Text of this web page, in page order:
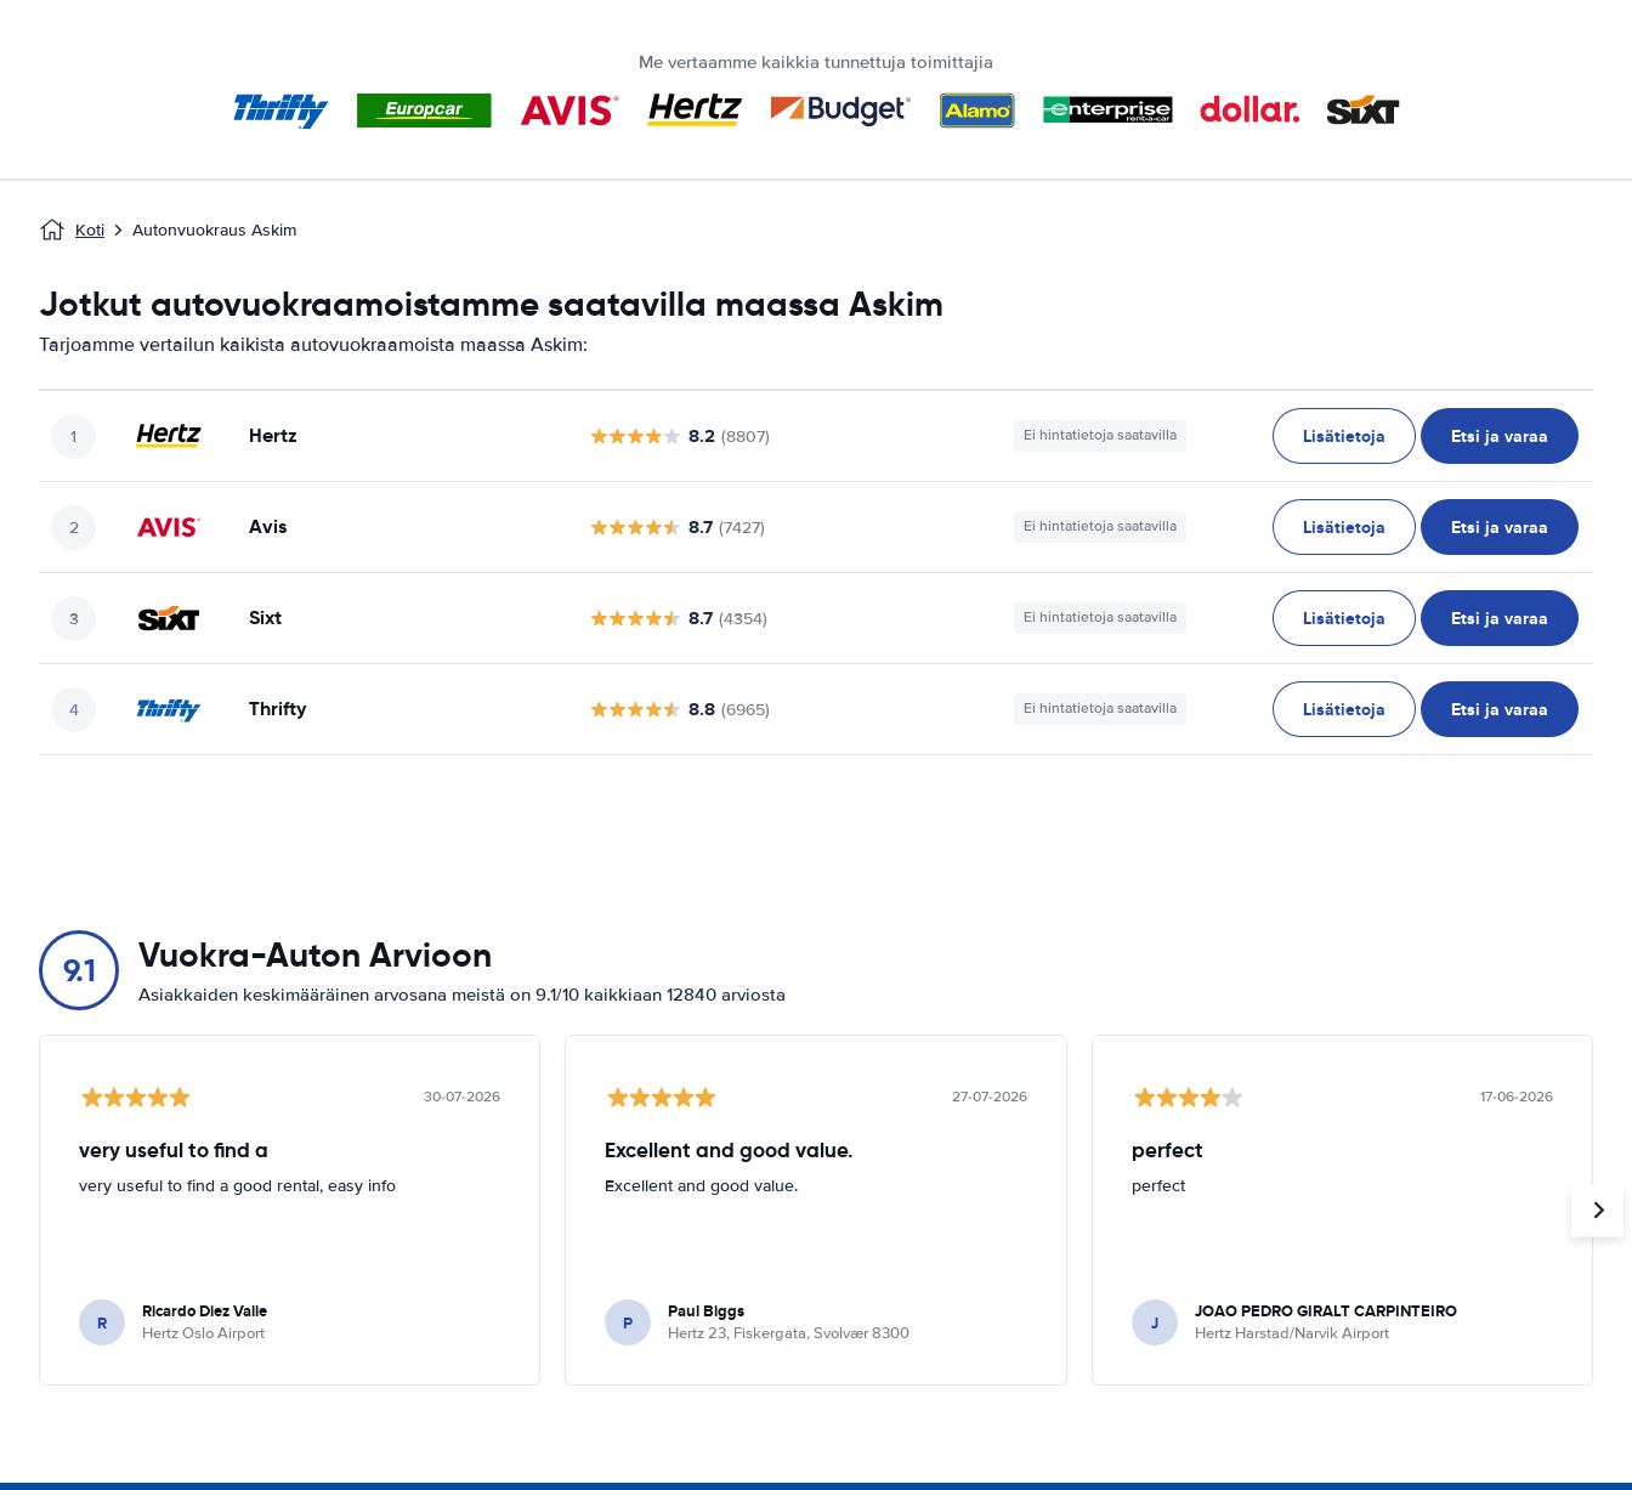
Me vertaamme kaikkia tunnettuja toimittajia
Koti Autonvuokraus Askim
Jotkut autovuokraamoistamme saatavilla maassa Askim
Tarjoamme vertailun kaikista autovuokraamoista maassa Askim:
Hertz 8.2 (8807) Ei hintatietoja saatavilla Lisätietoja Etsi ja varaa
Avis 8.7 (7427) Ei hintatietoja saatavilla Lisätietoja Etsi ja varaa
Sixt 8.7 (4354) Ei hintatietoja saatavilla Lisätietoja Etsi ja varaa
Thrifty 8.8 (6965) Ei hintatietoja saatavilla Lisätietoja Etsi ja varaa
9.1 Vuokra-Auton Arvioon
Asiakkaiden keskimääräinen arvosana meistä on 9.1/10 kaikkiaan 12840 arviosta
30-07-2026
very useful to find a
very useful to find a good rental, easy info
R Ricardo Diez Valle
Hertz Oslo Airport
27-07-2026
Excellent and good value.
Excellent and good value.
P Paul Biggs
Hertz 23, Fiskergata, Svolvær 8300
17-06-2026
perfect
perfect
J JOAO PEDRO GIRALT CARPINTEIRO
Hertz Harstad/Narvik Airport